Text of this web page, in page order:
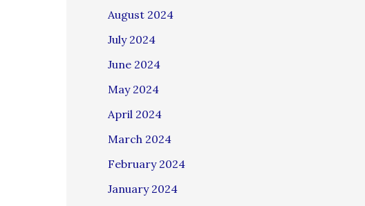
August 2024
July 2024
June 2024
May 2024
April 2024
March 2024
February 2024
January 2024